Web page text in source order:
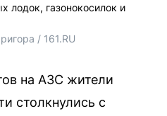
лодок, газонокосилок и
/ 161.RU
на АЗС жители
столкнулись с